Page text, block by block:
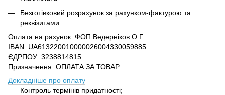
Безготівковий розрахунок за рахунком-фактурою та
реквізитами
Оплата на рахунок: ФОП Ведерніков О.Г.
IBAN: UA613220010000026004330059885
ЄДРПОУ: 3238814815
Призначення: ОПЛАТА ЗА ТОВАР.
Докладніше про оплату
Контроль термінів придатності;